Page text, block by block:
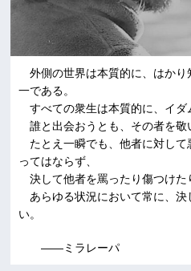
外側の世界は本質的に、はか
一である。
すべての衆生は本質的に、イダ
誰と出会おうとも、その者を敬
たとえ一瞬でも、他者に対して
ってはならず、
決して他者を罵ったり傷つけた
あらゆる状況において常に、決
い。
――ミラレーパ